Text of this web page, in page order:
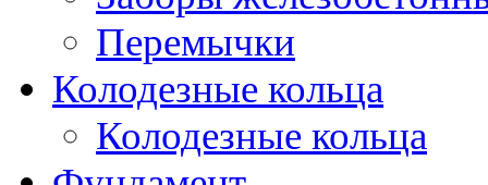
Перемычки
Колодезные кольца
Колодезные кольца